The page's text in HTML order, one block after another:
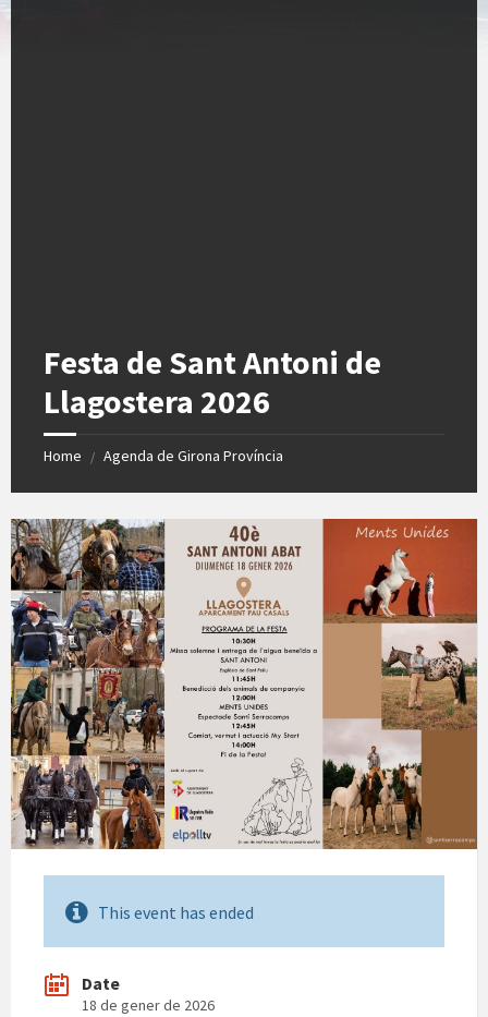
Festa de Sant Antoni de
Llagostera 2026
Home / Agenda de Girona Província
This event has ended
Date
18 de gener de 2026